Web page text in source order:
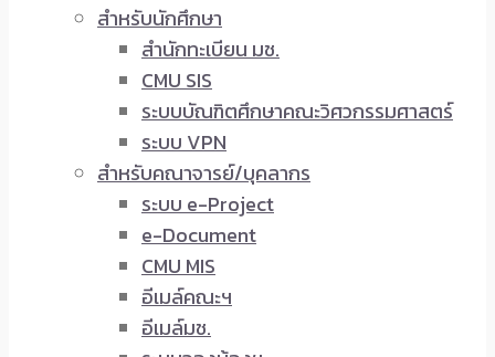
สำหรับนักศึกษา
สำนักทะเบียน มช.
CMU SIS
ระบบบัณฑิตศึกษาคณะวิศวกรรมศาสตร์
ระบบ VPN
สำหรับคณาจารย์/บุคลากร
ระบบ e-Project
e-Document
CMU MIS
อีเมล์คณะฯ
อีเมล์มช.